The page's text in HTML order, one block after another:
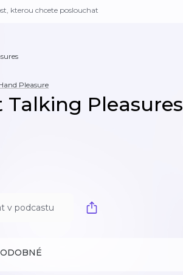
Pleasure
Talking Pleasures